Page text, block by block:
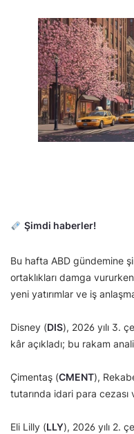
Şimdi haberler!
Bu hafta ABD gündemine
ortaklıkları damga
yeni yatırımlar ve iş
Disney (DIS), 2026 yılı 3.
kâr açıkladı; bu rakam
Çimentaş (CMENT),
tutarında idari para
Eli Lilly (LLY), 2026 yılı 2.